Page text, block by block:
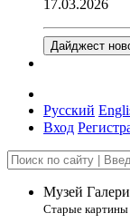
17.03.2026
Дайджест
Русский
Вход
Музей
Старые картины